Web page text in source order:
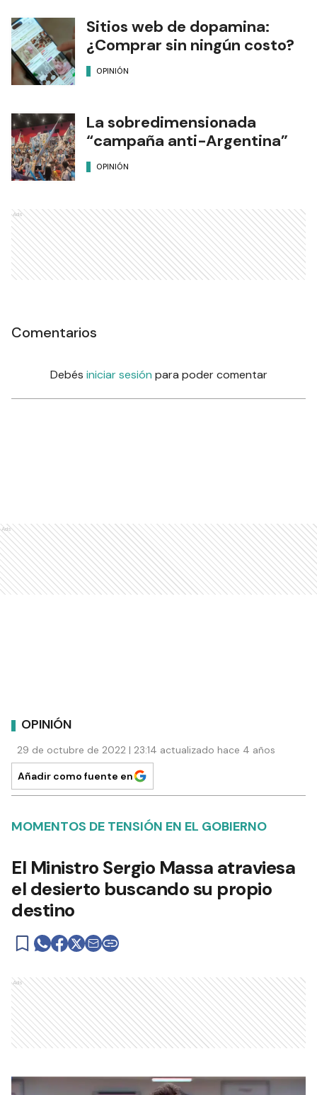
Sitios web de dopamina:
¿Comprar sin ningún costo?
OPINIÓN
La sobredimensionada
“campaña anti-Argentina”
OPINIÓN
Ads
Comentarios
Debés iniciar sesión para poder comentar
Ads
OPINIÓN
29 de octubre de 2022 | 23:14 actualizado hace 4 años
Añadir como fuente en
MOMENTOS DE TENSIÓN EN EL GOBIERNO
El Ministro Sergio Massa atraviesa
el desierto buscando su propio
destino
Ads